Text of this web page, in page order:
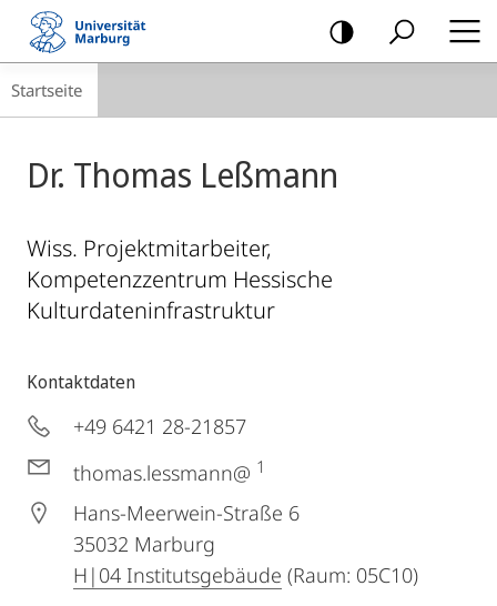
Mobile-
Navigation
Navigation
Startseite
Dr. Thomas Leßmann
Wiss. Projektmitarbeiter,
Kompetenzzentrum Hessische
Kulturdateninfrastruktur
Kontaktdaten
+49 6421 28-21857
thomas.lessmann@ 1
Hans-Meerwein-Straße 6
35032 Marburg
H|04 Institutsgebäude (Raum: 05C10)